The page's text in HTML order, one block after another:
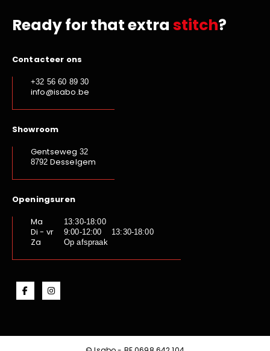
Ready for that extra stitch?
Contacteer ons
+32 56 60 89 30
info@isabo.be
Showroom
Gentseweg 32
8792 Desselgem
Openingsuren
Ma
13:30-18:00
Di - vr 9:00-12:00 13:30-18:00
Za Op afspraak